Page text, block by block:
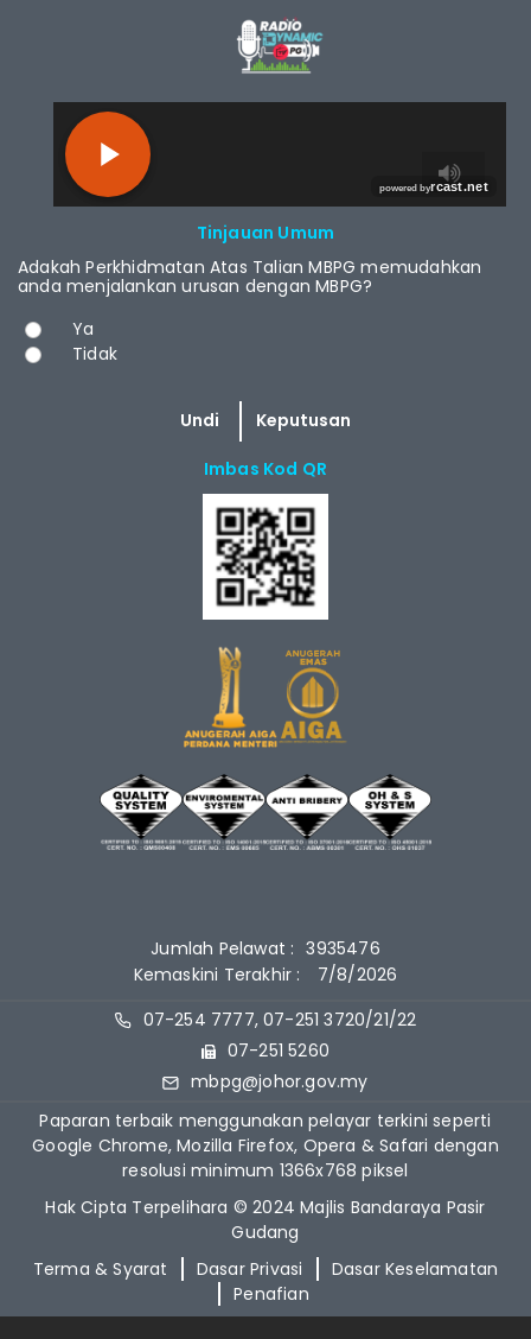
Tinjauan Umum
Adakah Perkhidmatan Atas Talian MBPG memudahkan
anda menjalankan urusan dengan MBPG?
Pilihan
Ya
Tidak
Imbas Kod QR
Jumlah Pelawat : 3935476
Kemaskini Terakhir :
7/8/2026
07-254 7777, 07-251 3720/21/22
07-251 5260
mbpg@johor.gov.my
Paparan terbaik menggunakan pelayar terkini seperti
Google Chrome, Mozilla Firefox, Opera & Safari dengan
resolusi minimum 1366x768 piksel
Hak Cipta Terpelihara © 2024 Majlis Bandaraya Pasir
Gudang
Terma & Syarat
Dasar Privasi
Dasar Keselamatan
Penafian